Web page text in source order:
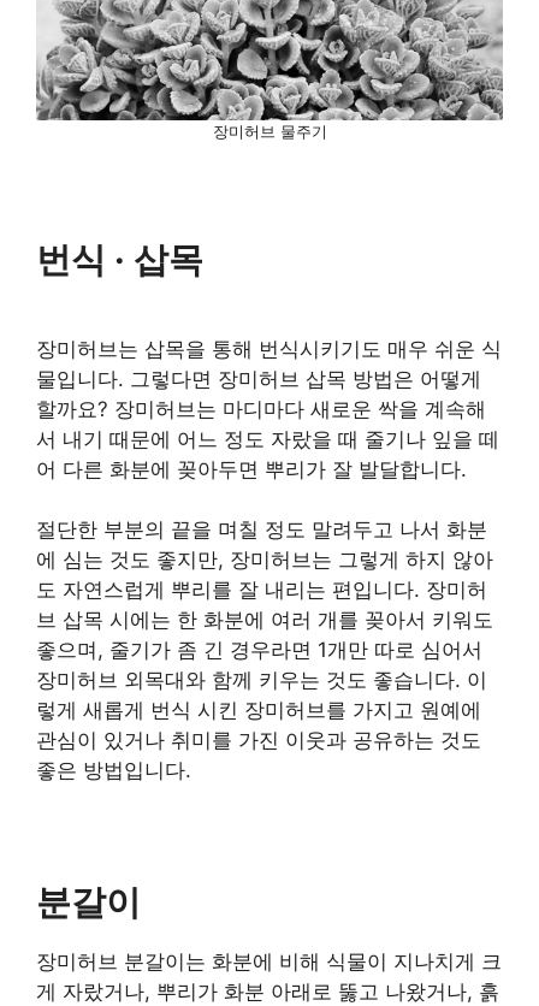
장미허브 물주기
번식 · 삽목
장미허브는 삽목을 통해 번식시키기도 매우 쉬운 식
물입니다. 그렇다면 장미허브 삽목 방법은 어떻게
할까요? 장미허브는 마디마다 새로운 싹을 계속해
서 내기 때문에 어느 정도 자랐을 때 줄기나 잎을 떼
어 다른 화분에 꽂아두면 뿌리가 잘 발달합니다.
절단한 부분의 끝을 며칠 정도 말려두고 나서 화분
에 심는 것도 좋지만, 장미허브는 그렇게 하지 않아
도 자연스럽게 뿌리를 잘 내리는 편입니다. 장미허
브 삽목 시에는 한 화분에 여러 개를 꽂아서 키워도
좋으며, 줄기가 좀 긴 경우라면 1개만 따로 심어서
장미허브 외목대와 함께 키우는 것도 좋습니다. 이
렇게 새롭게 번식 시킨 장미허브를 가지고 원예에
관심이 있거나 취미를 가진 이웃과 공유하는 것도
좋은 방법입니다.
분갈이
장미허브 분갈이는 화분에 비해 식물이 지나치게 크
게 자랐거나, 뿌리가 화분 아래로 뚫고 나왔거나, 흙